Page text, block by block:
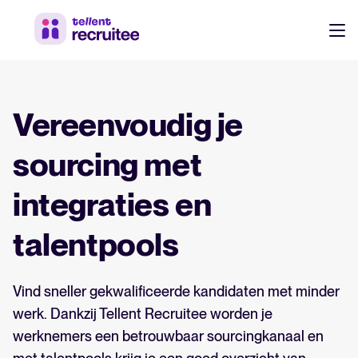
Producten
Werf sneller, werk slimmer samen en neem betere beslissingen in
je recruitmentproces.
Ontdek waarom 7.000+ bedrijven kiezen voor Tellent
Recruitee
Werven & aantrekken
Werken-bij site & vacatures
Talent sourcing
Medewerker referrals
Resources
Leer wie we zijn, wat we doen en waarom.
Product nieuws
DE
EN
Log in op Tellent Recruitee
Vereenvoudig je
sourcing met
integraties en
talentpools
Vind sneller gekwalificeerde kandidaten met minder
werk. Dankzij Tellent Recruitee worden je
werknemers een betrouwbaar sourcingkanaal en